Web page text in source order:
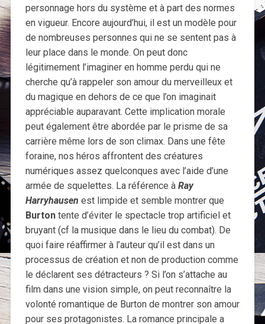
personnage hors du système et à part des normes
en vigueur. Encore aujourd’hui, il est un modèle pour
de nombreuses personnes qui ne se sentent pas à
leur place dans le monde. On peut donc
légitimement l’imaginer en homme perdu qui ne
cherche qu’à rappeler son amour du merveilleux et
du magique en dehors de ce que l’on imaginait
appréciable auparavant. Cette implication morale
peut également être abordée par le prisme de sa
carrière même lors de son climax. Dans une fête
foraine, nos héros affrontent des créatures
numériques assez quelconques avec l’aide d’une
armée de squelettes. La référence à Ray
Harryhausen est limpide et semble montrer que
Burtontente d’éviter le spectacle trop artificiel et
bruyant (cf la musique dans le lieu du combat). De
quoi faire réaffirmer à l’auteur qu’il est dans un
processus de création et non de production comme
le déclarent ses détracteurs ? Si l’on s’attache au
film dans une vision simple, on peut reconnaître la
volonté romantique de Burton de montrer son amour
pour ses protagonistes. La romance principale a